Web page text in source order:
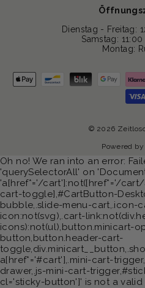
Dienstag - Freitag:
Samstag:
Montag:
© 2026
Powered
Oh no! We ran into an error:
'querySelectorAll' on
'a[href*='/cart']:not([href*='/
cart-toggle],#CartButton-
bubble,.slide-menu-cart,.icon-
icon:not(svg),.cart-
icons):not(ul),button.minicart-
button,button.header-cart-
a[href*='#cart'],.mini-cart-
drawer,.js-mini-cart-
cl='sticky-button']' is not a valid